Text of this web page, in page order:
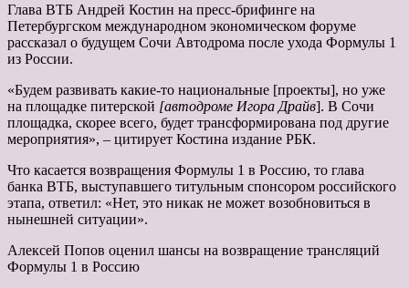
Глава ВТБ Андрей Костин на пресс-брифинге на
Петербургском международном экономическом форуме
рассказал о будущем Сочи Автодрома после ухода Формулы 1
из России.
«Будем развивать какие-то национальные [проекты], но уже
на площадке питерской [автодроме Игора Драйв]. В Сочи
площадка, скорее всего, будет трансформирована под другие
мероприятия», – цитирует Костина издание РБК.
Что касается возвращения Формулы 1 в Россию, то глава
банка ВТБ, выступавшего титульным спонсором российского
этапа, ответил: «Нет, это никак не может возобновиться в
нынешней ситуации».
Алексей Попов оценил шансы на возвращение трансляций
Формулы 1 в Россию